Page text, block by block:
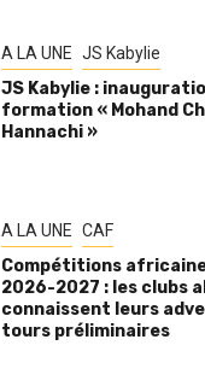
A LA UNE JS Kabylie
JS Kabylie :
formation « Mohand
Hannachi »
A LA UNE CAF
Compétitions
2026-2027 : les clubs
connaissent leurs
tours préliminaires